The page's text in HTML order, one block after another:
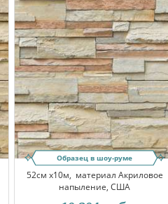
Образец в шоу-руме
52см x10м, материал Акриловое
напыление, США